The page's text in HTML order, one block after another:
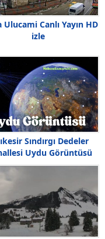
Ulucami Canlı Yayın HD
izle
Sındırgı Dedeler
Uydu Görüntüsü